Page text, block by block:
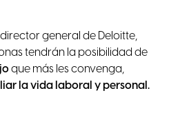
general de Deloitte,
tendrán la posibilidad de
que más les convenga,
la vida laboral y personal.